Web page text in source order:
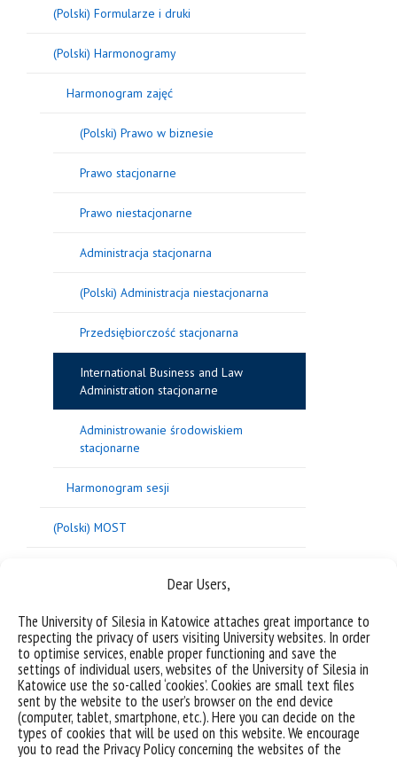
Dear Users,
The University of Silesia in Katowice attaches great importance to
respecting the privacy of users visiting University websites. In order
to optimise services, enable proper functioning and save the
settings of individual users, websites of the University of Silesia in
Katowice use the so-called ‘cookies’. Cookies are small text files
sent by the website to the user’s browser on the end device
(computer, tablet, smartphone, etc.). Here you can decide on the
types of cookies that will be used on this website. We encourage
you to read the Privacy Policy concerning the websites of the
(Polski) Formularze i druki
(Polski) Harmonogramy
Harmonogram zajęć
(Polski) Prawo w biznesie
Prawo stacjonarne
Prawo niestacjonarne
Administracja stacjonarna
(Polski) Administracja niestacjonarna
Przedsiębiorczość stacjonarna
International Business and Law
Administration stacjonarne
Administrowanie środowiskiem
stacjonarne
Harmonogram sesji
(Polski) MOST
(Polski) Organizacja roku akademickiego
(Polski) Praktyki
(Polski) Proces dyplomowania